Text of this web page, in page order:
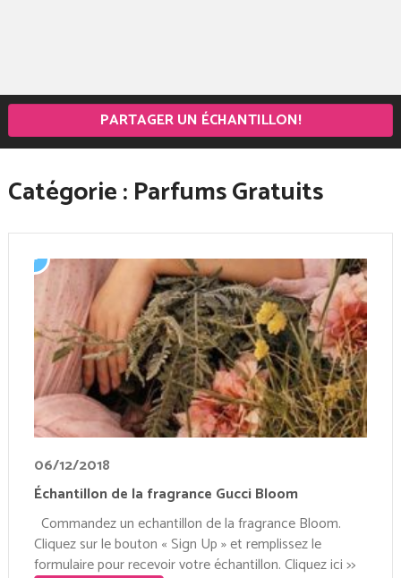
PARTAGER UN ÉCHANTILLON!
Catégorie :Parfums Gratuits
06/12/2018
Échantillon de la fragrance Gucci Bloom
Commandez un echantillon de la fragrance Bloom.
Cliquez sur le bouton « Sign Up » et remplissez le
formulaire pour recevoir votre échantillon. Cliquez ici >>